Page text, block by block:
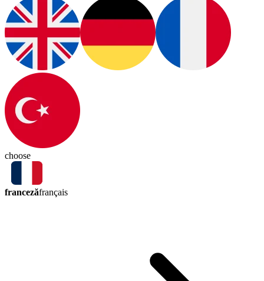
choose
francezăfrançais